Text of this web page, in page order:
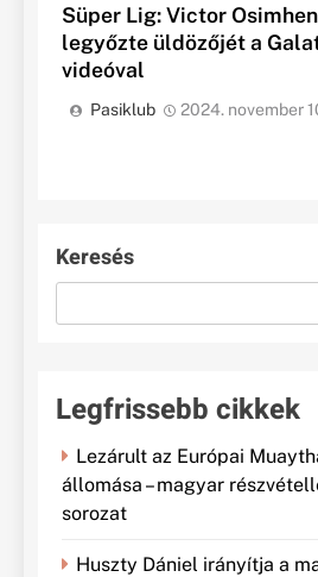
Süper Lig: Victor
legyőzte üldözőjét a
videóval
Pasiklub 2024. november
Keresés
Legfrissebb cikkek
Lezárult az Európai
állomása – magyar
sorozat
Huszty Dániel irányítja a